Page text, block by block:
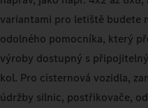
variantami pro letiště budete
odolného pomocníka, který
výroby dostupný s
kol. Pro cisternová vozidla,
údržby silnic, postřikovače,